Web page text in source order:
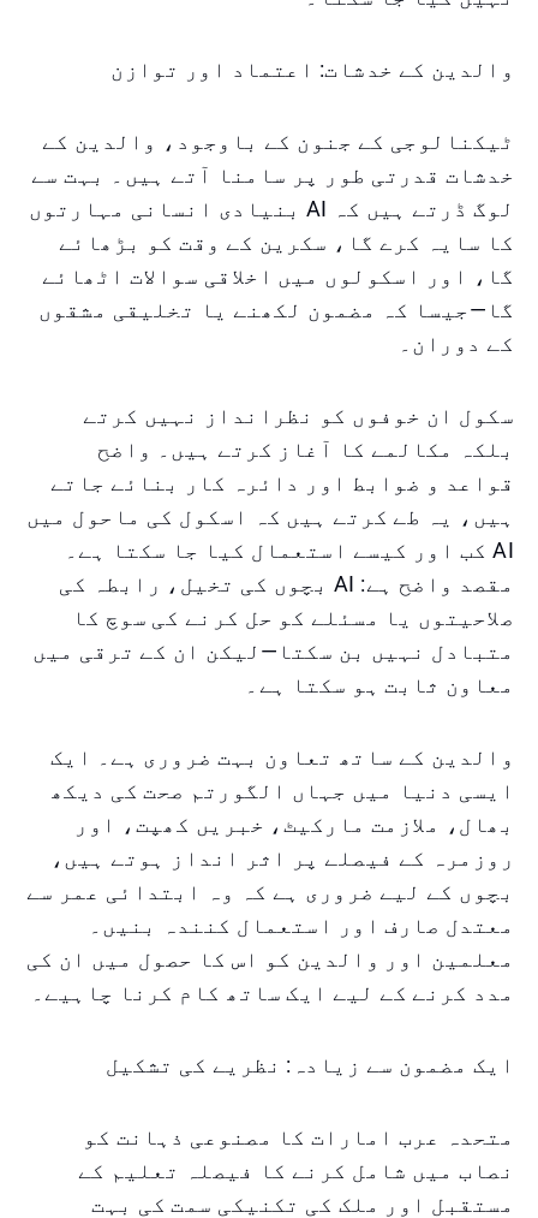
والدین کے خدشات: اعتماد اور توازن
ٹیکنالوجی کے جنون کے باوجود، والدین کے
خدشات قدرتی طور پر سامنا آتے ہیں۔ بہت سے
لوگ ڈرتے ہیں کہ AI بنیادی انسانی مہارتوں
کا سایہ کرے گا، سکرین کے وقت کو بڑھائے
گا، اور اسکولوں میں اخلاقی سوالات اٹھائے
گا—جیسا کہ مضمون لکھنے یا تخلیقی مشقوں
کے دوران۔
سکول ان خوفوں کو نظرانداز نہیں کرتے
بلکہ مکالمے کا آغاز کرتے ہیں۔ واضح
قواعد و ضوابط اور دائرہ کار بنائے جاتے
ہیں، یہ طے کرتے ہیں کہ اسکول کی ماحول میں
AI کب اور کیسے استعمال کیا جا سکتا ہے۔
مقصد واضح ہے: AI بچوں کی تخیل، رابطہ کی
صلاحیتوں یا مسئلے کو حل کرنے کی سوچ کا
متبادل نہیں بن سکتا—لیکن ان کے ترقی میں
معاون ثابت ہو سکتا ہے۔
والدین کے ساتھ تعاون بہت ضروری ہے۔ ایک
ایسی دنیا میں جہاں الگورتم صحت کی دیکھ
بھال، ملازمت مارکیٹ، خبریں کھپت، اور
روزمرہ کے فیصلے پر اثر انداز ہوتے ہیں،
بچوں کے لیے ضروری ہے کہ وہ ابتدائی عمر سے
معتدل صارف اور استعمال کنندہ بنیں۔
معلمین اور والدین کو اس کا حصول میں ان کی
مدد کرنے کے لیے ایک ساتھ کام کرنا چاہیے۔
ایک مضمون سے زیادہ: نظریے کی تشکیل
متحدہ عرب امارات کا مصنوعی ذہانت کو
نصاب میں شامل کرنے کا فیصلہ تعلیم کے
مستقبل اور ملک کی تکنیکی سمت کی بہت